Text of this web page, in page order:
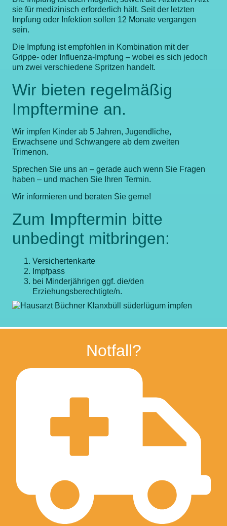
sie für medizinisch erforderlich hält. Seit der letzten
Impfung oder Infektion sollen 12 Monate vergangen
sein.
Die Impfung ist empfohlen in Kombination mit der
Grippe- oder Influenza-Impfung – wobei es sich jedoch
um zwei verschiedene Spritzen handelt.
Wir bieten regelmäßig
Impftermine an.
Wir impfen Kinder ab 5 Jahren, Jugendliche,
Erwachsene und Schwangere ab dem zweiten
Trimenon.
Sprechen Sie uns an – gerade auch wenn Sie Fragen
haben – und machen Sie Ihren Termin.
Wir informieren und beraten Sie gerne!
Zum Impftermin bitte
unbedingt mitbringen:
Versichertenkarte
Impfpass
bei Minderjährigen ggf. die/den
Erziehungsberechtigte/n.
Notfall?